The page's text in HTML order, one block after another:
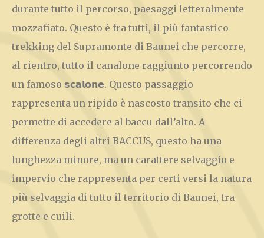
durante tutto il percorso, paesaggi letteralmente
mozzafiato. Questo è fra tutti, il più fantastico
trekking del Supramonte di Baunei che percorre,
al rientro, tutto il canalone raggiunto percorrendo
un famoso 𝘀𝗰𝗮𝗹𝗼𝗻𝗲. Questo passaggio
rappresenta un ripido è nascosto transito che ci
permette di accedere al baccu dall’alto. A
differenza degli altri BACCUS, questo ha una
lunghezza minore, ma un carattere selvaggio e
impervio che rappresenta per certi versi la natura
più selvaggia di tutto il territorio di Baunei, tra
grotte e cuili.